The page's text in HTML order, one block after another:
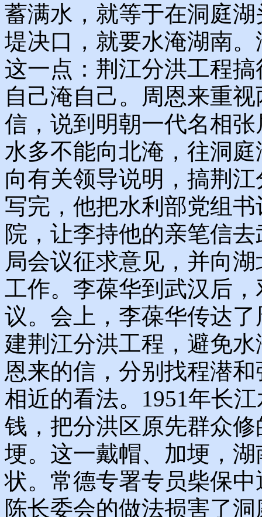
蓄满水，就等于在洞庭
堤决口，就要水淹湖南
这一点：荆江分洪工程
自己淹自己。周恩来重
信，说到明朝一代名相
水多不能向北淹，往洞
向有关领导说明，搞荆
写完，他把水利部党组
院，让李持他的亲笔信
局会议征求意见，并向
工作。李葆华到武汉后
议。会上，李葆华传达
建荆江分洪工程，避免
恩来的信，分别找程潜
相近的看法。1951年长
钱，把分洪区原先群众
埂。这一戴帽、加埂，
状。常德专署专员柴保
陈长委会的做法损害了